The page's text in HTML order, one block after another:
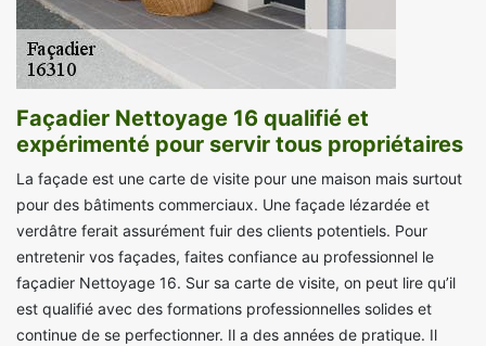
Façadier Nettoyage 16 qualifié et
expérimenté pour servir tous propriétaires
La façade est une carte de visite pour une maison mais surtout
pour des bâtiments commerciaux. Une façade lézardée et
verdâtre ferait assurément fuir des clients potentiels. Pour
entretenir vos façades, faites confiance au professionnel le
façadier Nettoyage 16. Sur sa carte de visite, on peut lire qu’il
est qualifié avec des formations professionnelles solides et
continue de se perfectionner. Il a des années de pratique. Il